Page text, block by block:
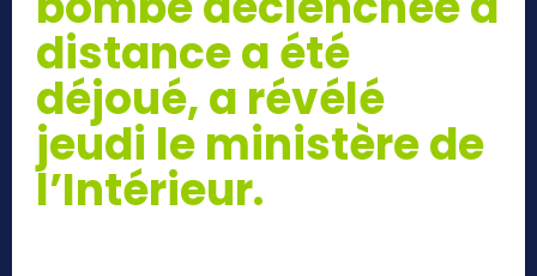
distance a été
déjoué, a révélé
jeudi le ministère de
l’Intérieur.